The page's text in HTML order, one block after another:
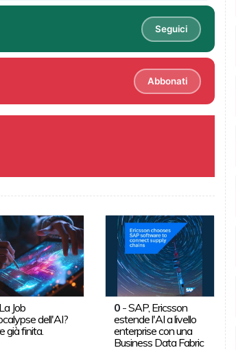
Seguici
Abbonati
La Job
dell'AI?
già finita.
0 -SAP, Ericsson
estende l'AI a livello
enterprise con una
Business Data Fabric